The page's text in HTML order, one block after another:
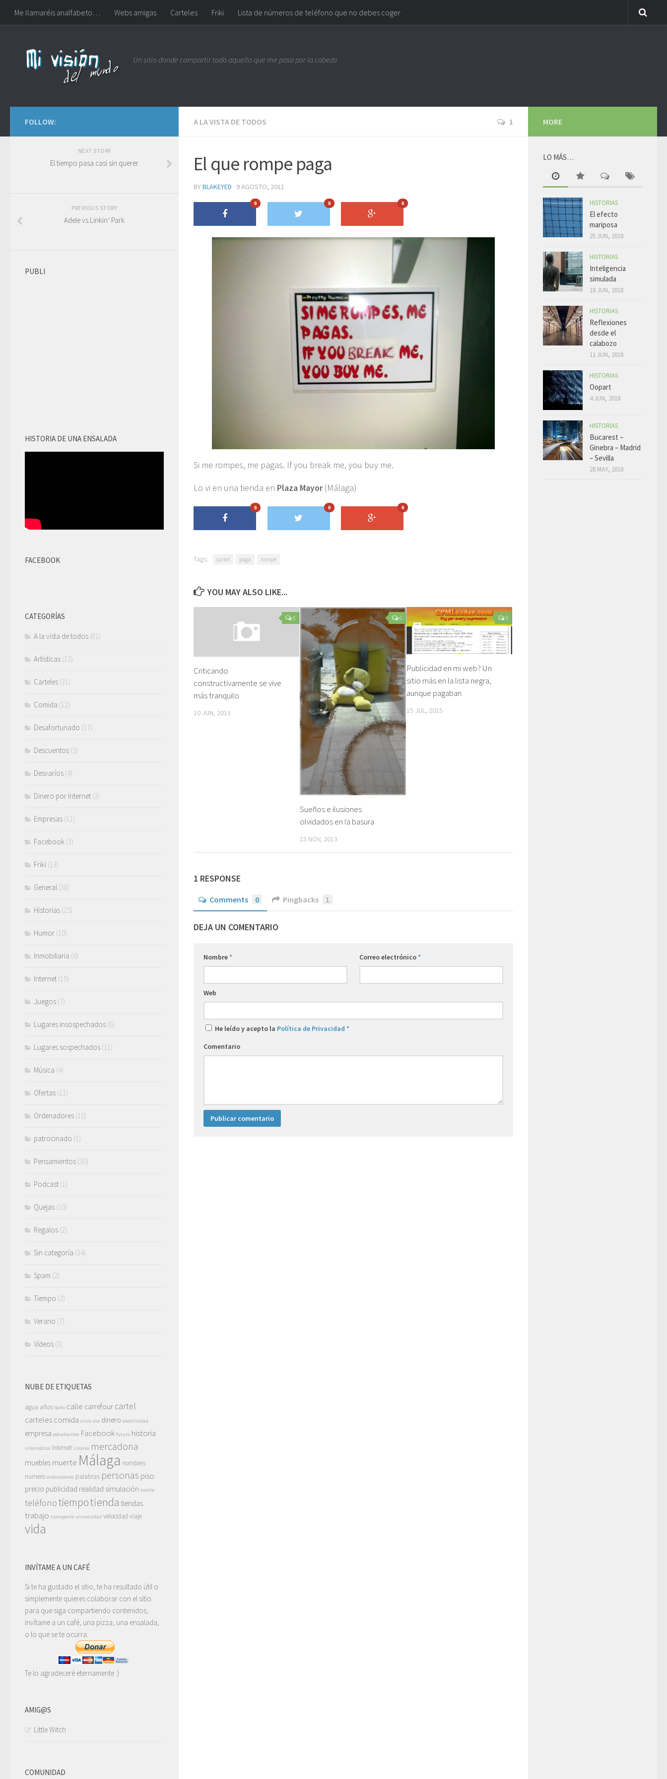
Me llamaréis analfabeto… Webs amigas Carteles Friki Lista de números de teléfono que no debes coger
Un sitio donde compartir todo aquello que me pasa por la cabeza
A LA VISTA DE TODOS 1
El que rompe paga
BYBLAKEYED · 9 AGOSTO, 2011
0 0 0
Si me rompes, me pagas. If you break me, you buy me.
Lo vi en una tienda en Plaza Mayor(Málaga)
0 0 0
Tags: cartel paga rompe
YOU MAY ALSO LIKE...
0
Criticando
constructivamente se vive
más tranquilo
10 JUN, 2013
0
Sueños e ilusiones
olvidados en la basura
15 NOV, 2013
0
Publicidad en mi web? Un
sitio más en la lista negra,
aunque pagaban
15 JUL, 2015
1 RESPONSE
Comments 0 Pingbacks 1
DEJA UN COMENTARIO
Nombre* Correo electrónico*
Web
He leído y acepto la Política de Privacidad *
Comentario
FOLLOW:
NEXT STORY
El tiempo pasa casi sin querer
PREVIOUS STORY
Adele vs Linkin’ Park
PUBLI
HISTORIA DE UNA ENSALADA
FACEBOOK
CATEGORÍAS
A la vista de todos (81)
Artísticas (13)
Carteles (31)
Comida (12)
Desafortunado (17)
Descuentos (5)
Desvaríos (4)
Dinero por Internet (3)
Empresas (11)
Facebook (3)
Friki (13)
General (38)
Historias (25)
Humor (10)
Inmobiliaria (6)
Internet (15)
Juegos (7)
Lugares insospechados (6)
Lugares sospechados (11)
Música (4)
Ofertas (11)
Ordenadores (10)
patrocinado (1)
Pensamientos (30)
Podcast (1)
Quejas (10)
Regalos (2)
Sin categoría (34)
Spam (2)
Tiempo (2)
Verano (7)
Vídeos (3)
NUBE DE ETIQUETAS
agua años baño calle carrefour cartel
cartelescomida crisis dia dinero electricidad
empresa estudiantes Facebook futuro historia
informática internet Linares mercadona
muebles muerte Málaga nombres
numero ordenadores palabras personas piso
precio publicidad realidad simulación suerte
teléfonotiempotienda tiendas
trabajo transporte universidad velocidad viaje
vida
INVÍTAME A UN CAFÉ
Si te ha gustado el sitio, te ha resultado útil o
simplemente quieres colaborar con el sitio
para que siga compartiendo contenidos,
invítame a un café, una pizza, una ensalada,
o lo que se te ocurra.
Te lo agradeceré eternamente :)
AMIG@S
Little Witch
COMUNIDAD
MORE
LO MÁS…
HISTORIAS
El efecto
mariposa
25 JUN, 2018
HISTORIAS
Inteligencia
simulada
18 JUN, 2018
HISTORIAS
Reflexiones
desde el
calabozo
11 JUN, 2018
HISTORIAS
Oopart
4 JUN, 2018
HISTORIAS
Bucarest –
Ginebra – Madrid
– Sevilla
28 MAY, 2018